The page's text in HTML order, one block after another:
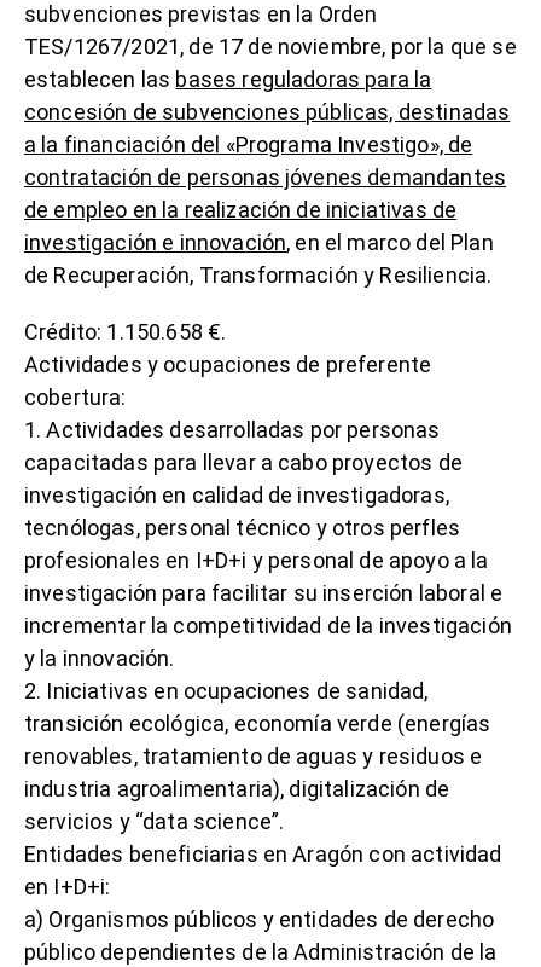
subvenciones previstas en la Orden
TES/1267/2021, de 17 de noviembre, por la que se
establecen las bases reguladoras para la
concesión de subvenciones públicas, destinadas
a la financiación del «Programa Investigo», de
contratación de personas jóvenes demandantes
de empleo en la realización de iniciativas de
investigación e innovación, en el marco del Plan
de Recuperación, Transformación y Resiliencia.
Crédito: 1.150.658 €.
Actividades y ocupaciones de preferente
cobertura:
1. Actividades desarrolladas por personas
capacitadas para llevar a cabo proyectos de
investigación en calidad de investigadoras,
tecnólogas, personal técnico y otros perfles
profesionales en I+D+i y personal de apoyo a la
investigación para facilitar su inserción laboral e
incrementar la competitividad de la investigación
y la innovación.
2. Iniciativas en ocupaciones de sanidad,
transición ecológica, economía verde (energías
renovables, tratamiento de aguas y residuos e
industria agroalimentaria), digitalización de
servicios y “data science”.
Entidades beneficiarias en Aragón con actividad
en I+D+i:
a) Organismos públicos y entidades de derecho
público dependientes de la Administración de la